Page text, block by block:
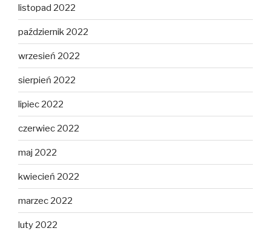
listopad 2022
październik 2022
wrzesień 2022
sierpień 2022
lipiec 2022
czerwiec 2022
maj 2022
kwiecień 2022
marzec 2022
luty 2022